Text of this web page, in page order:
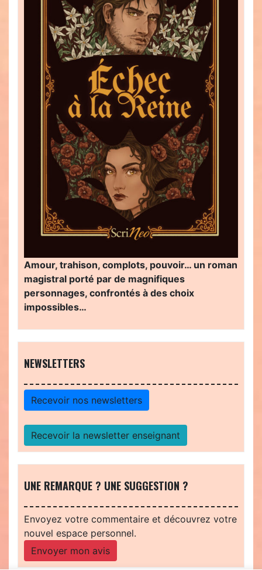
Amour, trahison, complots, pouvoir… un roman
magistral porté par de magnifiques
personnages, confrontés à des choix
impossibles…
NEWSLETTERS
Recevoir nos newsletters
Recevoir la newsletter enseignant
UNE REMARQUE ? UNE SUGGESTION ?
Envoyez votre commentaire et découvrez votre
nouvel espace personnel.
Envoyer mon avis